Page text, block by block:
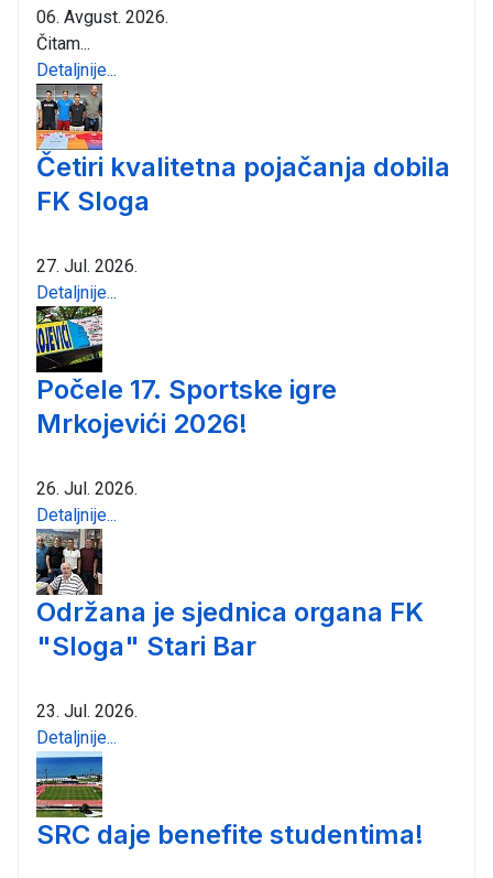
06. Avgust. 2026.
Čitam...
Detaljnije...
Četiri kvalitetna pojačanja dobila
FK Sloga
27. Jul. 2026.
Detaljnije...
Počele 17. Sportske igre
Mrkojevići 2026!
26. Jul. 2026.
Detaljnije...
Održana je sjednica organa FK
"Sloga" Stari Bar
23. Jul. 2026.
Detaljnije...
SRC daje benefite studentima!